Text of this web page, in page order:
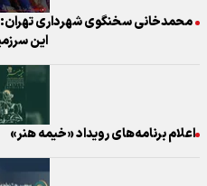
محمدخانی سخنگوی شهرداری تهران:
این
اعلام برنامه‌های رویداد «خیمه هنر»